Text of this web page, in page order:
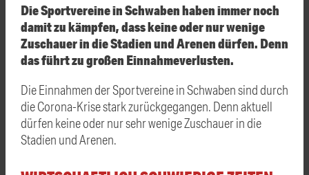
Die Sportvereine in Schwaben haben immer noch
damit zu kämpfen, dass keine oder nur wenige
Zuschauer in die Stadien und Arenen dürfen. Denn
das führt zu großen Einnahmeverlusten.
Die Einnahmen der Sportvereine in Schwaben sind durch
die Corona-Krise stark zurückgegangen. Denn aktuell
dürfen keine oder nur sehr wenige Zuschauer in die
Stadien und Arenen.